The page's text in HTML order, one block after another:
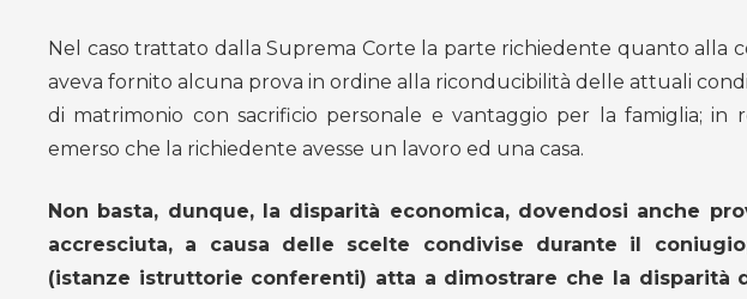
Nel caso trattato dalla Suprema Corte la parte richiedente quanto alla
aveva fornito alcuna prova in ordine alla riconducibilità delle attuali
di matrimonio con sacrificio personale e vantaggio per la famiglia; in
emerso che la richiedente avesse un lavoro ed una casa.
Non basta, dunque, la disparità economica, dovendosi anche
accresciuta, a causa delle scelte condivise durante il
(istanze istruttorie conferenti) atta a dimostrare che la disparità